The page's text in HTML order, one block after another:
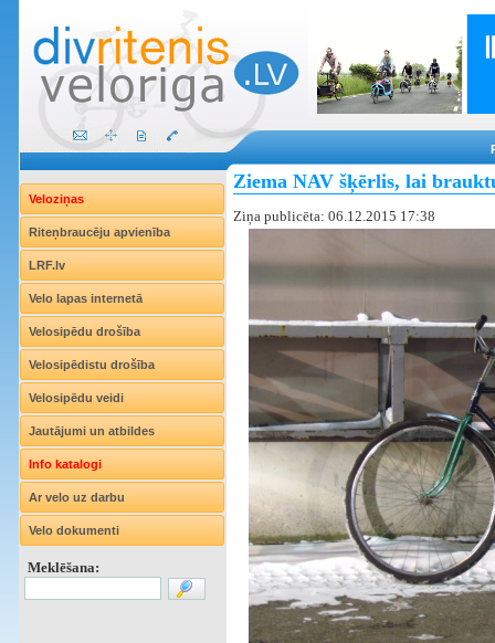
Veloziņas
Riteņbraucēju apvienība
LRF.lv
Velo lapas internetā
Velosipēdu drošība
Velosipēdistu drošība
Velosipēdu veidi
Jautājumi un atbildes
Info katalogi
Ar velo uz darbu
Velo dokumenti
Meklēšana:
Ziema NAV šķērlis, lai
Ziņa publicēta: 06.12.2015 17:38